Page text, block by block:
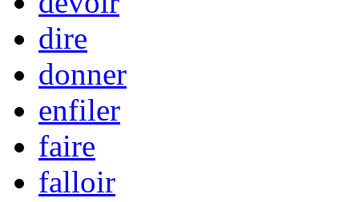
dire
donner
enfiler
faire
falloir